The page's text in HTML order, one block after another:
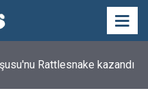
Rattlesnake kazandı